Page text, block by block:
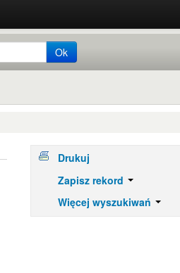
Ok
Drukuj
Zapisz rekord
Więcej wyszukiwań